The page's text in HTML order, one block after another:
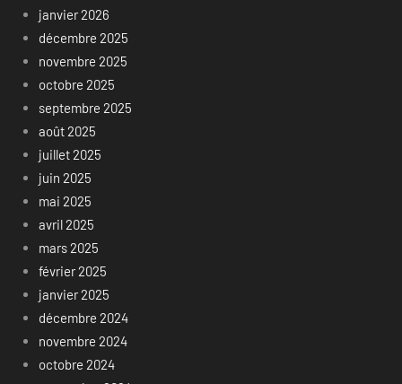
janvier 2026
décembre 2025
novembre 2025
octobre 2025
septembre 2025
août 2025
juillet 2025
juin 2025
mai 2025
avril 2025
mars 2025
février 2025
janvier 2025
décembre 2024
novembre 2024
octobre 2024